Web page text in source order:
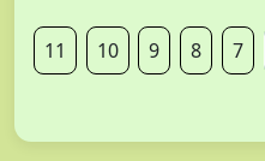
7
8
9
10
11